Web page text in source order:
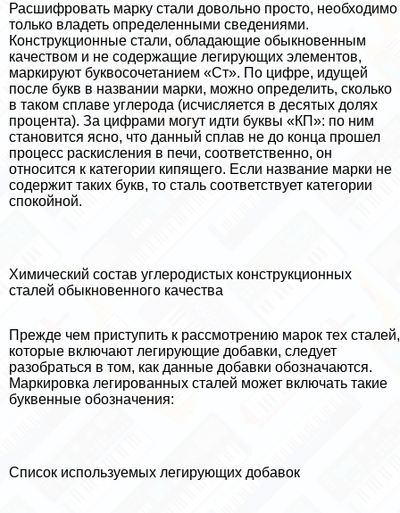
Расшифровать марку стали довольно просто, необходимо
только владеть определенными сведениями.
Конструкционные стали, обладающие обыкновенным
качеством и не содержащие легирующих элементов,
маркируют буквосочетанием «Ст». По цифре, идущей
после букв в названии марки, можно определить, сколько
в таком сплаве углерода (исчисляется в десятых долях
процента). За цифрами могут идти буквы «КП»: по ним
становится ясно, что данный сплав не до конца прошел
процесс раскисления в печи, соответственно, он
относится к категории кипящего. Если название марки не
содержит таких букв, то сталь соответствует категории
спокойной.
Химический состав углеродистых конструкционных
сталей обыкновенного качества
Прежде чем приступить к рассмотрению марок тех сталей,
которые включают легирующие добавки, следует
разобраться в том, как данные добавки обозначаются.
Маркировка легированных сталей может включать такие
буквенные обозначения:
Список используемых легирующих добавок